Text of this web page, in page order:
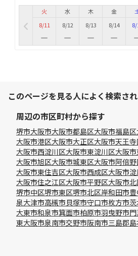
火
8/11
水
8/12
木
8/13
金
8/14
このページを見る人によく検索さ
周辺の市区町村から探す
堺市大阪市大阪市都島区大阪市福島区
大阪市港区大阪市大正区大阪市天王
大阪市西淀川区大阪市東淀川区大阪
大阪市旭区大阪市城東区大阪市阿倍
大阪市東住吉区大阪市西成区大阪市
大阪市住之江区大阪市平野区大阪市
堺市中区堺市東区堺市北区岸和田市
泉大津市高槻市 貝塚市守口市枚方市
大東市和泉市箕面市柏原市羽曳野市
東大阪市泉南市交野市阪南市三島郡